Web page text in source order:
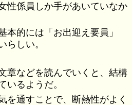
性係員しか手があいていなか
本的には「お出迎え要員」
らしい。
章などを読んでいくと、結構
いるようだ。
を通すことで、断熱性がよく